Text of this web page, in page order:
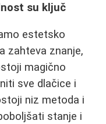
su ključ
estetsko
zahteva znanje,
magično
sve dlačice i
niz metoda i
stanje i